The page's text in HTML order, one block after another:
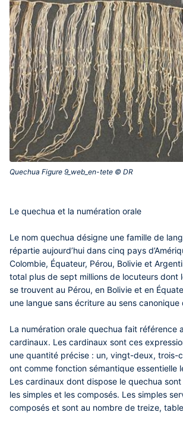
Quechua Figure 9_web_en-tete © DR‎
Le quechua et la numération orale
Le nom quechua désigne une famille de
répartie aujourd’hui dans cinq pays
Colombie, Équateur, Pérou, Bolivie et
total plus de sept millions de locuteurs dont
se trouvent au Pérou, en Bolivie et en
une langue sans écriture au sens canonique
La numération orale quechua fait référence
cardinaux. Les cardinaux sont ces
une quantité précise : un, vingt-deux, trois-
ont comme fonction sémantique essentielle
Les cardinaux dont dispose le quechua
les simples et les composés. Les simples
composés et sont au nombre de treize,